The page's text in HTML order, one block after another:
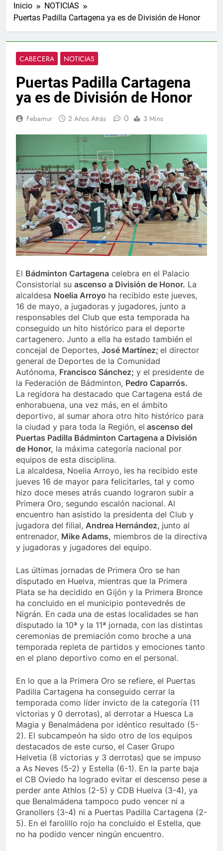
Inicio
NOTICIAS
Puertas Padilla Cartagena ya es de División de Honor
CABECERA NOTICIAS
Puertas Padilla Cartagena
ya es de División de Honor
Febamur 2 Años Atrás 0 3 Mins
El Bádminton Cartagena celebra en el Palacio
Consistorial su ascenso a División de Honor. La
alcaldesa Noelia Arroyo ha recibido este jueves,
16 de mayo, a jugadoras y jugadores, junto a
responsables del Club que esta temporada ha
conseguido un hito histórico para el deporte
cartagenero. Junto a ella ha estado también el
concejal de Deportes, José Martínez; el director
general de Deportes de la Comunidad
Autónoma, Francisco Sánchez; y el presidente de
la Federación de Bádminton, Pedro Caparrós.
La regidora ha destacado que Cartagena está de
enhorabuena, una vez más, en el ámbito
deportivo, al sumar ahora otro hito histórico para
la ciudad y para toda la Región, el ascenso del
Puertas Padilla Bádminton Cartagena a División
de Honor, la máxima categoría nacional por
equipos de esta disciplina.
La alcaldesa, Noelia Arroyo, les ha recibido este
jueves 16 de mayor para felicitarles, tal y como
hizo doce meses atrás cuando lograron subir a
Primera Oro, segundo escalón nacional. Al
encuentro han asistido la presidenta del Club y
jugadora del filial, Andrea Hernández, junto al
entrenador, Mike Adams, miembros de la directiva
y jugadoras y jugadores del equipo.
Las últimas jornadas de Primera Oro se han
disputado en Huelva, mientras que la Primera
Plata se ha decidido en Gijón y la Primera Bronce
ha concluido en el municipio pontevedrés de
Nigrán. En cada una de estas localidades se han
disputado la 10ª y la 11ª jornada, con las distintas
ceremonias de premiación como broche a una
temporada repleta de partidos y emociones tanto
en el plano deportivo como en el personal.
En lo que a la Primera Oro se refiere, el Puertas
Padilla Cartagena ha conseguido cerrar la
temporada como líder invicto de la categoría (11
victorias y 0 derrotas), al derrotar a Huesca La
Magia y Benalmádena por idéntico resultado (5-
2). El subcampeón ha sido otro de los equipos
destacados de este curso, el Caser Grupo
Helvetia (8 victorias y 3 derrotas) que se impuso
a As Neves (5-2) y Estella (6-1). En la parte baja
el CB Oviedo ha logrado evitar el descenso pese a
perder ante Athlos (2-5) y CDB Huelva (3-4), ya
que Benalmádena tampoco pudo vencer ni a
Granollers (3-4) ni a Puertas Padilla Cartagena (2-
5). En el farolillo rojo ha concluido el Estella, que
no ha podido vencer ningún encuentro.